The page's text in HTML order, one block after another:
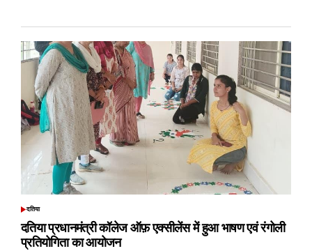
POSTED
दतिया
दतिया प्रधानमंत्री कॉलेज ऑफ़ एक्सीलेंस में हुआ भाषण एवं रंगोली
प्रतियोगिता का आयोजन